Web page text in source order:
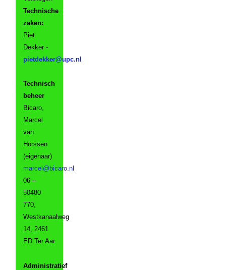
Technische
zaken:
Piet
Dekker -
Technisch
beheer
Bicaro,
Marcel
van
Horssen
(eigenaar)
06 –
50480
770,
Westkanaalweg
14, 2461
ED Ter Aar
Administratief